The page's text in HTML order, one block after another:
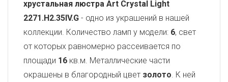
хрустальная люстра Art Crystal Light
2271.H2.35IV.G - одно из украшений в нашей
коллекции. Количество ламп у модели: 6, свет
от которых равномерно рассеивается по
площади 16 кв.м. Металлические части
окрашены в благородный цвет золото. К ней